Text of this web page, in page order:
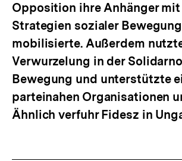
Opposition ihre Anhänger
Strategien sozialer
mobilisierte. Außerdem
Verwurzelung in der
Bewegung und unterstützte
parteinahen Organisationen
Ähnlich verfuhr Fidesz in